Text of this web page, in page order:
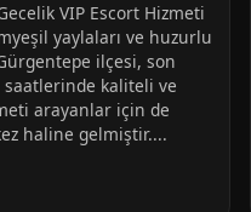
VIP Escort Hizmeti
yaylaları ve huzurlu
ilçesi, son
saatlerinde kaliteli ve
arayanlar için de
haline gelmiştir....